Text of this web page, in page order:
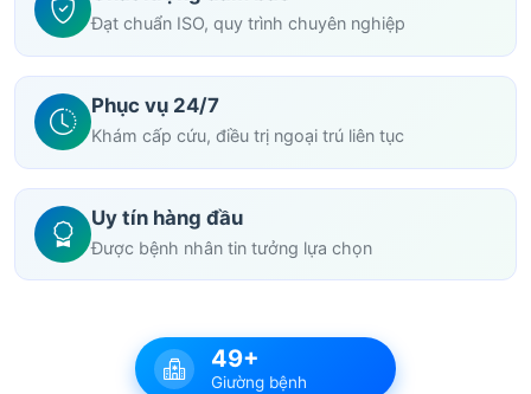
Đạt chuẩn ISO, quy trình chuyên nghiệp
Phục vụ 24/7
Khám cấp cứu, điều trị ngoại trú liên tục
Uy tín hàng đầu
Được bệnh nhân tin tưởng lựa chọn
49+
Giường bệnh